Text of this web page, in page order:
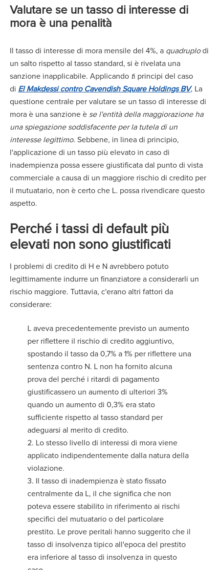
Valutare se un tasso di interesse di
mora è una penalità
Il tasso di interesse di mora mensile del 4%, a quadruplodi
un salto rispetto al tasso standard, si è rivelata una
sanzione inapplicabile. Applicando ti principi del caso
di El Makdessi contro Cavendish Square Holdings BV, La
questione centrale per valutare se un tasso di interesse di
mora è una sanzione è se l'entità della maggiorazione ha
una spiegazione soddisfacente per la tutela di un
interesse legittimo. Sebbene, in linea di principio,
l'applicazione di un tasso più elevato in caso di
inadempienza possa essere giustificata dal punto di vista
commerciale a causa di un maggiore rischio di credito per
il mutuatario, non è certo che L. possa rivendicare questo
aspetto.
Perché i tassi di default più
elevati non sono giustificati
I problemi di credito di H e N avrebbero potuto
legittimamente indurre un finanziatore a considerarli un
rischio maggiore. Tuttavia, c'erano altri fattori da
considerare:
L aveva precedentemente previsto un aumento
per riflettere il rischio di credito aggiuntivo,
spostando il tasso da 0,7% a 1% per riflettere una
sentenza contro N. L non ha fornito alcuna
prova del perché i ritardi di pagamento
giustificassero un aumento di ulteriori 3%
quando un aumento di 0,3% era stato
sufficiente rispetto al tasso standard per
adeguarsi al merito di credito.
2. Lo stesso livello di interessi di mora viene
applicato indipendentemente dalla natura della
violazione.
3. Il tasso di inadempienza è stato fissato
centralmente da L, il che significa che non
poteva essere stabilito in riferimento ai rischi
specifici del mutuatario o del particolare
prestito. Le prove peritali hanno suggerito che il
tasso di insolvenza tipico all'epoca del prestito
era inferiore al tasso di insolvenza in questo